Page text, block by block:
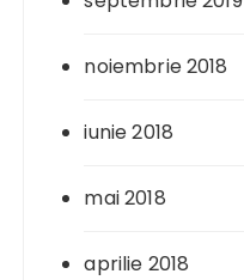
noiembrie 2018
iunie 2018
mai 2018
aprilie 2018